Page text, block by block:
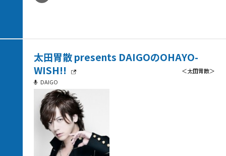
太田胃散 presents DAIGOのOHAYO-
WISH!!
＜太田胃散＞
DAIGO